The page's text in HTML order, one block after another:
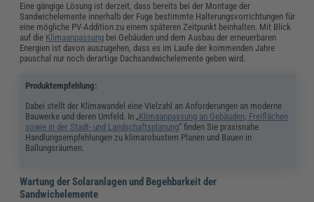
Eine gängige Lösung ist derzeit, dass bereits bei der Montage der
Sandwichelemente innerhalb der Fuge bestimmte Halterungsvorrichtungen für
eine mögliche PV-Addition zu einem späteren Zeitpunkt beinhalten. Mit Blick
auf die Klimaanpassung bei Gebäuden und dem Ausbau der erneuerbaren
Energien ist davon auszugehen, dass es im Laufe der kommenden Jahre
pauschal nur noch derartige Dachsandwichelemente geben wird.
Produktempfehlung:
Dabei stellt der Klimawandel eine Vielzahl an Anforderungen an moderne
Bauwerke und deren Umfeld. In „Klimaanpassung an Gebäuden, Freiflächen
sowie in der Stadt- und Landschaftsplanung“ finden Sie praxisnahe
Handlungsempfehlungen zu klimarobustem Planen und Bauen in
Ballungsräumen.
Wartung der Solaranlagen und Begehbarkeit der
Sandwichelemente